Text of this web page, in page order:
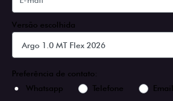
Versão escolhida
Preferência de contato:
Whatsapp
Telefone Email